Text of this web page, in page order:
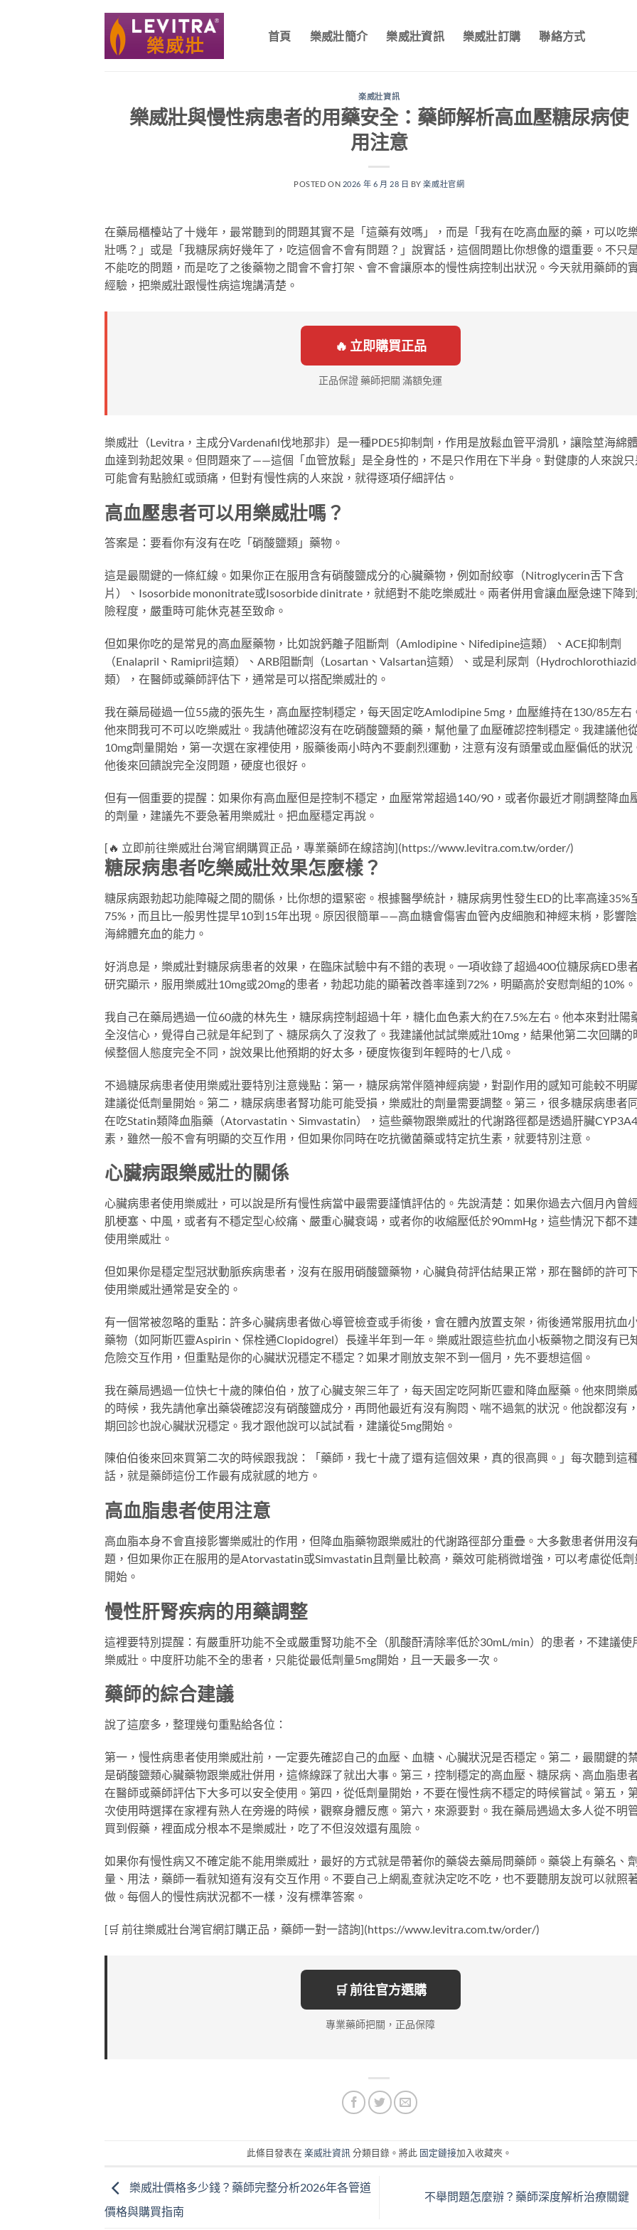
首頁 樂威壯簡介 樂威壯資訊 樂威壯訂購 聯絡方式
楽威壯資訊
樂威壯與慢性病患者的用藥安全：藥師解析高血壓糖尿病使
用注意
POSTED ON 2026 年 6 月 28 日 BY楽威壯官網
在藥局櫃檯站了十幾年，最常聽到的問題其實不是「這藥有效嗎」，而是「我有在吃高血壓的藥，可以吃
壯嗎？」或是「我糖尿病好幾年了，吃這個會不會有問題？」說實話，這個問題比你想像的還重要。不只
不能吃的問題，而是吃了之後藥物之間會不會打架、會不會讓原本的慢性病控制出狀況。今天就用藥師的
經驗，把樂威壯跟慢性病這塊講清楚。
🔥 立即購買正品
正品保證 藥師把關 滿額免運
樂威壯（Levitra，主成分Vardenafil伐地那非）是一種PDE5抑制劑，作用是放鬆血管平滑肌，讓陰莖海綿
血達到勃起效果。但問題來了——這個「血管放鬆」是全身性的，不是只作用在下半身。對健康的人來說只
可能會有點臉紅或頭痛，但對有慢性病的人來說，就得逐項仔細評估。
高血壓患者可以用樂威壯嗎？
答案是：要看你有沒有在吃「硝酸鹽類」藥物。
這是最關鍵的一條紅線。如果你正在服用含有硝酸鹽成分的心臟藥物，例如耐絞寧（Nitroglycerin舌下含
片）、Isosorbide mononitrate或Isosorbide dinitrate，就絕對不能吃樂威壯。兩者併用會讓血壓急速下降
險程度，嚴重時可能休克甚至致命。
但如果你吃的是常見的高血壓藥物，比如說鈣離子阻斷劑（Amlodipine、Nifedipine這類）、ACE抑制劑
（Enalapril、Ramipril這類）、ARB阻斷劑（Losartan、Valsartan這類）、或是利尿劑（
類），在醫師或藥師評估下，通常是可以搭配樂威壯的。
我在藥局碰過一位55歲的張先生，高血壓控制穩定，每天固定吃Amlodipine 5mg，血壓維持在130/85左右
他來問我可不可以吃樂威壯。我請他確認沒有在吃硝酸鹽類的藥，幫他量了血壓確認控制穩定。我建議他
10mg劑量開始，第一次選在家裡使用，服藥後兩小時內不要劇烈運動，注意有沒有頭暈或血壓偏低的狀況
他後來回饋說完全沒問題，硬度也很好。
但有一個重要的提醒：如果你有高血壓但是控制不穩定，血壓常常超過140/90，或者你最近才剛調整降血
的劑量，建議先不要急著用樂威壯。把血壓穩定再說。
[🔥 立即前往樂威壯台灣官網購買正品，專業藥師在線諮詢](https://www.levitra.com.tw/order/)
糖尿病患者吃樂威壯效果怎麼樣？
糖尿病跟勃起功能障礙之間的關係，比你想的還緊密。根據醫學統計，糖尿病男性發生ED的比率高達35%
75%，而且比一般男性提早10到15年出現。原因很簡單——高血糖會傷害血管內皮細胞和神經末梢，影響
海綿體充血的能力。
好消息是，樂威壯對糖尿病患者的效果，在臨床試驗中有不錯的表現。一項收錄了超過400位糖尿病ED患
研究顯示，服用樂威壯10mg或20mg的患者，勃起功能的顯著改善率達到72%，明顯高於安慰劑組的10%。
我自己在藥局遇過一位60歲的林先生，糖尿病控制超過十年，糖化血色素大約在7.5%左右。他本來對壯陽
全沒信心，覺得自己就是年紀到了、糖尿病久了沒救了。我建議他試試樂威壯10mg，結果他第二次回購的
候整個人態度完全不同，說效果比他預期的好太多，硬度恢復到年輕時的七八成。
不過糖尿病患者使用樂威壯要特別注意幾點：第一，糖尿病常伴隨神經病變，對副作用的感知可能較不明
建議從低劑量開始。第二，糖尿病患者腎功能可能受損，樂威壯的劑量需要調整。第三，很多糖尿病患者
在吃Statin類降血脂藥（Atorvastatin、Simvastatin），這些藥物跟樂威壯的代謝路徑都是透過肝臟
素，雖然一般不會有明顯的交互作用，但如果你同時在吃抗黴菌藥或特定抗生素，就要特別注意。
心臟病跟樂威壯的關係
心臟病患者使用樂威壯，可以說是所有慢性病當中最需要謹慎評估的。先說清楚：如果你過去六個月內曾
肌梗塞、中風，或者有不穩定型心絞痛、嚴重心臟衰竭，或者你的收縮壓低於90mmHg，這些情況下都不
使用樂威壯。
但如果你是穩定型冠狀動脈疾病患者，沒有在服用硝酸鹽藥物，心臟負荷評估結果正常，那在醫師的許可
使用樂威壯通常是安全的。
有一個常被忽略的重點：許多心臟病患者做心導管檢查或手術後，會在體內放置支架，術後通常服用抗血
藥物（如阿斯匹靈Aspirin、保栓通Clopidogrel）長達半年到一年。樂威壯跟這些抗血小板藥物之間沒有已
危險交互作用，但重點是你的心臟狀況穩定不穩定？如果才剛放支架不到一個月，先不要想這個。
我在藥局遇過一位快七十歲的陳伯伯，放了心臟支架三年了，每天固定吃阿斯匹靈和降血壓藥。他來問樂
的時候，我先請他拿出藥袋確認沒有硝酸鹽成分，再問他最近有沒有胸悶、喘不過氣的狀況。他說都沒有
期回診也說心臟狀況穩定。我才跟他說可以試試看，建議從5mg開始。
陳伯伯後來回來買第二次的時候跟我說：「藥師，我七十歲了還有這個效果，真的很高興。」每次聽到這
話，就是藥師這份工作最有成就感的地方。
高血脂患者使用注意
高血脂本身不會直接影響樂威壯的作用，但降血脂藥物跟樂威壯的代謝路徑部分重疊。大多數患者併用沒
題，但如果你正在服用的是Atorvastatin或Simvastatin且劑量比較高，藥效可能稍微增強，可以考慮從低劑
開始。
慢性肝腎疾病的用藥調整
這裡要特別提醒：有嚴重肝功能不全或嚴重腎功能不全（肌酸酐清除率低於30mL/min）的患者，不建議使
樂威壯。中度肝功能不全的患者，只能從最低劑量5mg開始，且一天最多一次。
藥師的綜合建議
說了這麼多，整理幾句重點給各位：
第一，慢性病患者使用樂威壯前，一定要先確認自己的血壓、血糖、心臟狀況是否穩定。第二，最關鍵的
是硝酸鹽類心臟藥物跟樂威壯併用，這條線踩了就出大事。第三，控制穩定的高血壓、糖尿病、高血脂患
在醫師或藥師評估下大多可以安全使用。第四，從低劑量開始，不要在慢性病不穩定的時候嘗試。第五，
次使用時選擇在家裡有熟人在旁邊的時候，觀察身體反應。第六，來源要對。我在藥局遇過太多人從不明
買到假藥，裡面成分根本不是樂威壯，吃了不但沒效還有風險。
如果你有慢性病又不確定能不能用樂威壯，最好的方式就是帶著你的藥袋去藥局問藥師。藥袋上有藥名、
量、用法，藥師一看就知道有沒有交互作用。不要自己上網亂查就決定吃不吃，也不要聽朋友說可以就照
做。每個人的慢性病狀況都不一樣，沒有標準答案。
[🛒 前往樂威壯台灣官網訂購正品，藥師一對一諮詢](https://www.levitra.com.tw/order/)
🛒 前往官方選購
專業藥師把關，正品保障
此條目發表在 楽威壯資訊分類目錄。將此 固定鏈接加入收藏夾。
樂威壯價格多少錢？藥師完整分析2026年各管道
價格與購買指南
不舉問題怎麼辦？藥師深度解析治療關鍵